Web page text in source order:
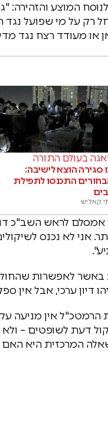
המוצע
רק על מי שפועל
או מעודד רצח נגד
בעולם התורה
סגירה הוצא לישיבה:
התכנסו לתפילת
קאליש
לראש השב"כ
אני לא נכנס
לאפשרות שהחוק
דיון ערכי, אבל אין
הרמטכ"ל אין מניעה
דעת לשופטים –
המרכזית היא האם